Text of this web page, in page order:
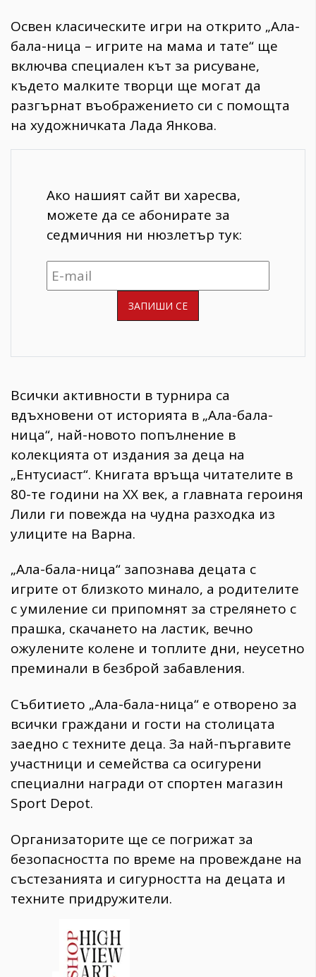
Освен класическите игри на открито „Ала-
бала-ница – игрите на мама и тате“ ще
включва специален кът за рисуване,
където малките творци ще могат да
разгърнат въображението си с помощта
на художничката Лада Янкова.
Ако нашият сайт ви харесва,
можете да се абонирате за
седмичния ни нюзлетър тук:
Всички активности в турнира са
вдъхновени от историята в „Ала-бала-
ница“, най-новото попълнение в
колекцията от издания за деца на
„Ентусиаст“. Книгата връща читателите в
80-те години на ХХ век, а главната героиня
Лили ги повежда на чудна разходка из
улиците на Варна.
„Ала-бала-ница“ запознава децата с
игрите от близкото минало, а родителите
с умиление си припомнят за стрелянето с
прашка, скачането на ластик, вечно
ожулените колене и топлите дни, неусетно
преминали в безброй забавления.
Събитието „Ала-бала-ница“ е отворено за
всички граждани и гости на столицата
заедно с техните деца. За най-пъргавите
участници и семейства са осигурени
специални награди от спортен магазин
Sport Depot.
Организаторите ще се погрижат за
безопасността по време на провеждане на
състезанията и сигурността на децата и
техните придружители.